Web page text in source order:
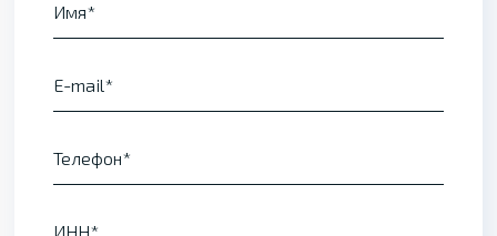
Имя
E-mail
Телефон
ИНН